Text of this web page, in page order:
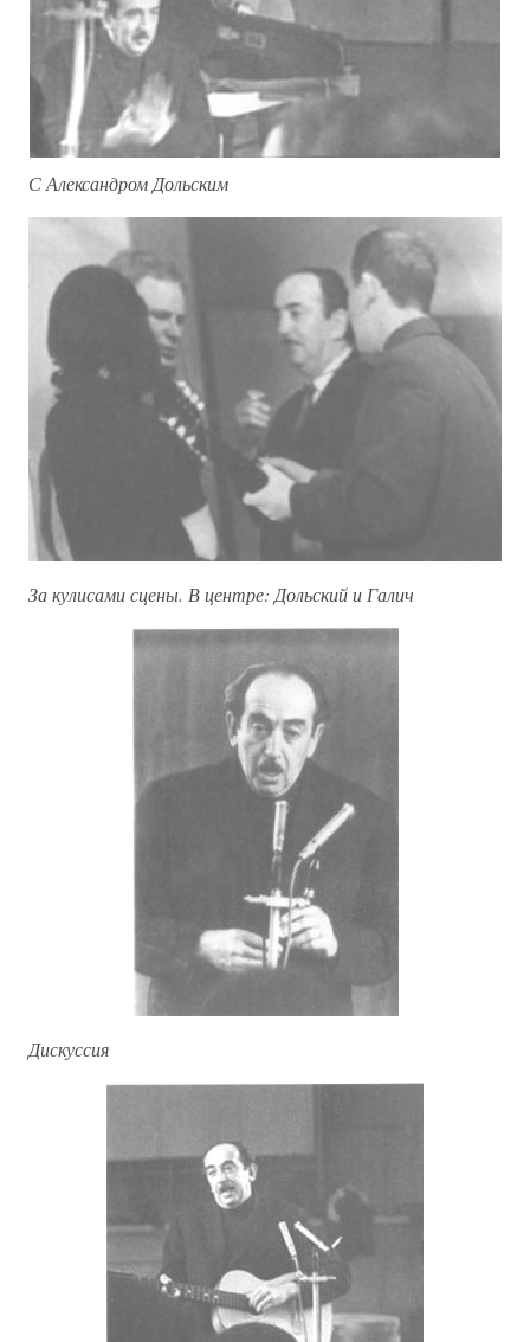
С Александром Дольским
За кулисами сцены. В центре: Дольский и Галич
Дискуссия